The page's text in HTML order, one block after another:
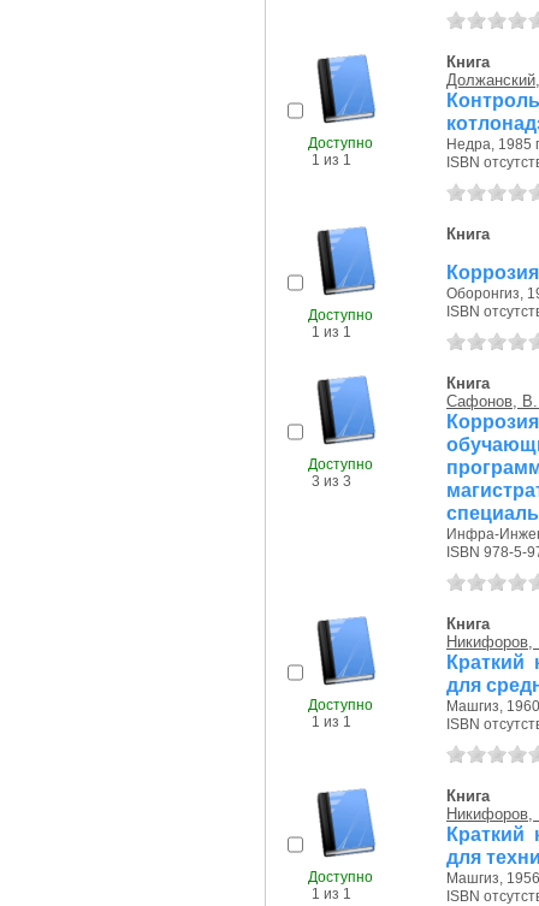
Доступно
1 из 1
Книга
Недра, 1985
ISBN
Доступно
1 из 1
Книга
Оборонгиз,
ISBN
Доступно
3 из 3
Книга
Сафонов,
Инфра-
ISBN 978-5-
Доступно
1 из 1
Книга
Краткий
для
Машгиз, 1960
ISBN
Доступно
1 из 1
Книга
Краткий
для
Машгиз, 1956
ISBN